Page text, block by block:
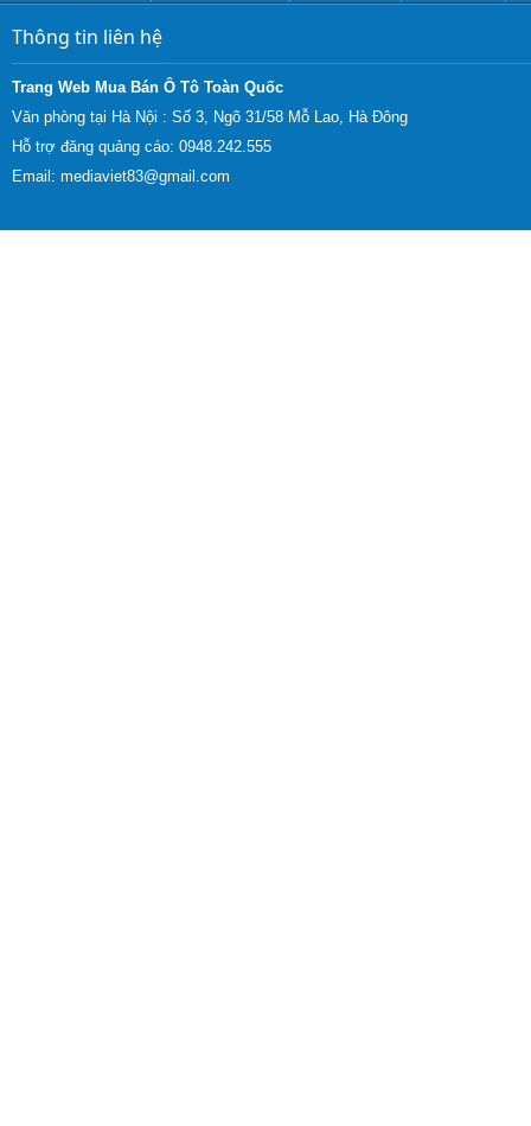
Thông tin liên hệ
Trang Web Mua Bán Ô Tô Toàn Quốc
Văn phòng tại Hà Nội : Số 3, Ngõ 31/58 Mỗ Lao, Hà Đông
Hỗ trợ đăng quảng cáo: 0948.242.555
Email: mediaviet83@gmail.com